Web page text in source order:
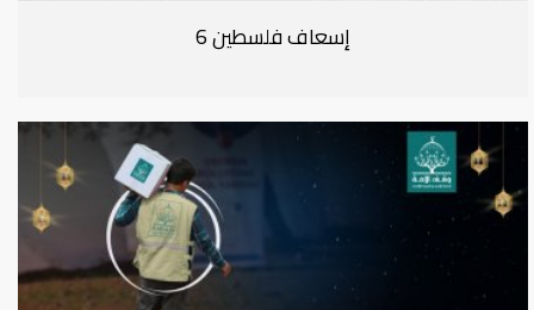
إسعاف فلسطين 6